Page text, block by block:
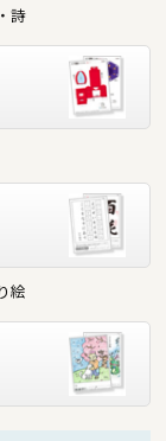
詩
絵